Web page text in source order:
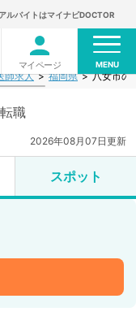
ルバイトはマイナビDOCTOR
マイページ MENU
師求人 福岡県 八女市の
職
2026年08月07日更新
スポット